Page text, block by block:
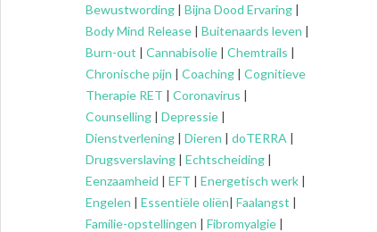
Bewustwording | Bijna Dood Ervaring |
Body Mind Release | Buitenaards leven |
Burn-out | Cannabisolie | Chemtrails |
Chronische pijn | Coaching | Cognitieve
Therapie RET | Coronavirus |
Counselling | Depressie |
Dienstverlening | Dieren | doTERRA |
Drugsverslaving | Echtscheiding |
Eenzaamheid | EFT | Energetisch werk |
Engelen | Essentiële oliën| Faalangst |
Familie-opstellingen | Fibromyalgie |